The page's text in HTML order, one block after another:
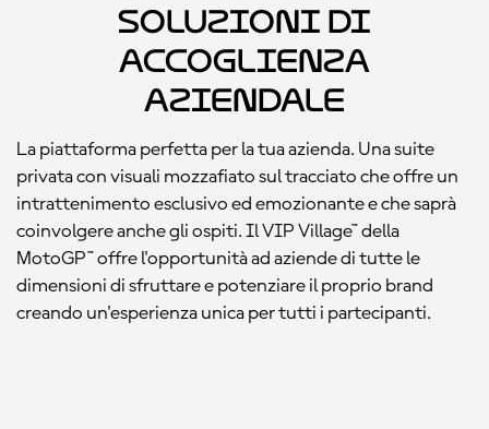
Soluzioni di
accoglienza
aziendale
La piattaforma perfetta per la tua azienda. Una suite
privata con visuali mozzafiato sul tracciato che offre un
intrattenimento esclusivo ed emozionante e che saprà
coinvolgere anche gli ospiti. Il VIP Village™ della
MotoGP™ offre l'opportunità ad aziende di tutte le
dimensioni di sfruttare e potenziare il proprio brand
creando un'esperienza unica per tutti i partecipanti.